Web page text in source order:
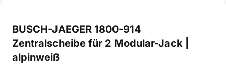
BUSCH-JAEGER 1800-914
Zentralscheibe für 2 Modular-Jack |
alpinweiß